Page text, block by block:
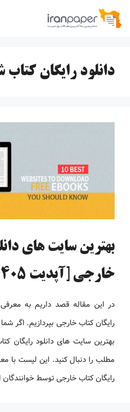
پرش
دانلود رایگان کتاب
بهترین سایت های
خارجی [آپدیت 1405]
در این مقاله قصد داریم به
رایگان کتاب خارجی بپردازیم. اگر
بهترین سایت های دانلود رایگان
مطلب را دنبال کنید. این لیست با
رایگان کتاب خارجی توسط